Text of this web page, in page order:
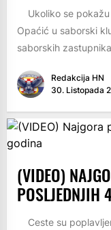
Ukoliko se pokažu
Opaćić u saborski
saborskih
Redakcija HN
30. Listopada
(VIDEO)
POSLJEDNJIH
Ceste su